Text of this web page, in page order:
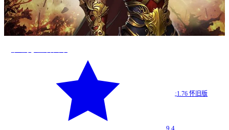
9.4
·1.76 怀旧版